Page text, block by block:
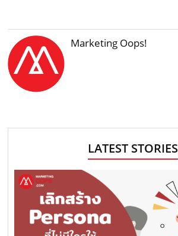
Marketing Oops!
LATEST STORIES